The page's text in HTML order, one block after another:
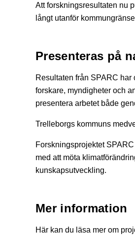
Att forskningsresultaten nu
långt utanför
Presenteras på
Resultaten från SPARC
forskare, myndigheter och
presentera arbetet både
Trelleborgs kommuns
Forskningsprojektet
med att möta
kunskapsutveckling.
Mer information
Här kan du läsa mer om